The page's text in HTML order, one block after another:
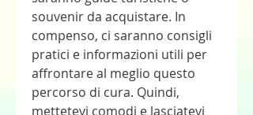
souvenir da acquistare. In
compenso, ci saranno consigli
pratici e informazioni utili per
affrontare al meglio questo
percorso di cura. Quindi,
mettetevi comodi e lasciatevi